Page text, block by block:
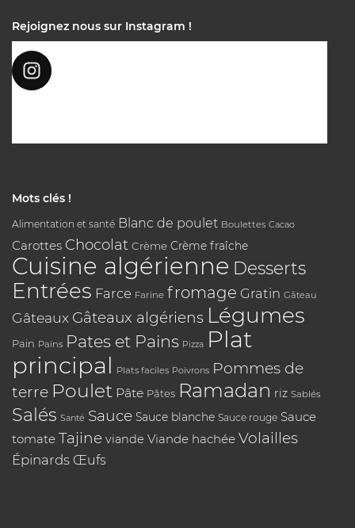
Rejoignez nous sur Instagram !
Mots clés !
Alimentation et santé Blanc de poulet Boulettes Cacao
Carottes Chocolat Crème Crème fraîche
Cuisine algérienne Desserts
Entrées Farce Farine fromage Gratin Gâteau
Gâteaux Gâteaux algériens Légumes
Pain Pains Pates et Pains Pizza Plat
principal Plats faciles Poivrons Pommes de
terre Poulet Pâte Pâtes Ramadan riz Sablés
Salés Santé Sauce Sauce blanche Sauce rouge Sauce
tomate Tajine viande Viande hachée Volailles
Épinards Œufs